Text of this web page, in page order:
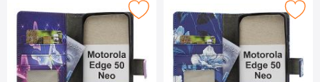
Motorola Edge 50 Neo Mobilcover Design som
Marker skimblocker Motorola Edge 50